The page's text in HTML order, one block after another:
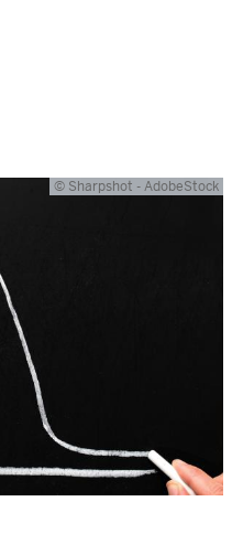
© Sharpshot - AdobeStock